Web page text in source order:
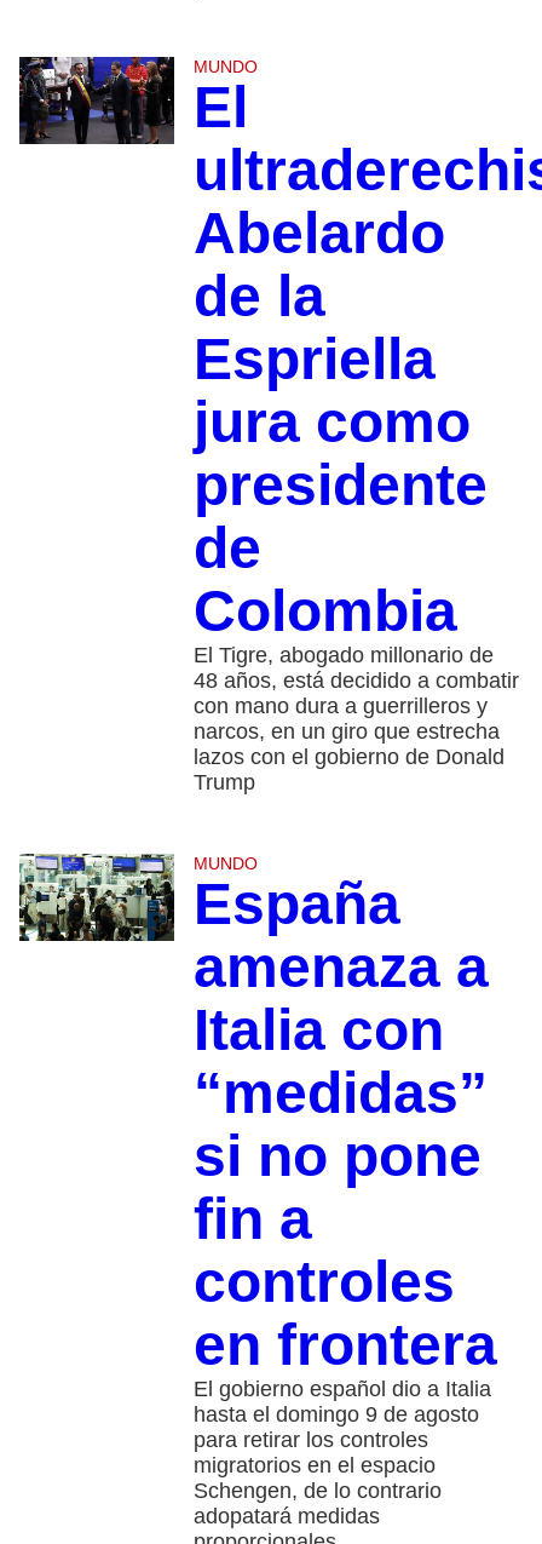
MUNDO
El
Abelardo
de la
Espriella
jura como
presidente
de
Colombia
El Tigre, abogado millonario de
48 años, está decidido a combatir
con mano dura a guerrilleros y
narcos, en un giro que estrecha
lazos con el gobierno de Donald
Trump
MUNDO
España
amenaza a
Italia con
“medidas”
si no pone
fin a
controles
en frontera
El gobierno español dio a Italia
hasta el domingo 9 de agosto
para retirar los controles
migratorios en el espacio
Schengen, de lo contrario
adopatará medidas